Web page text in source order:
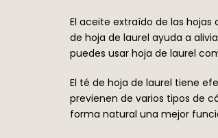
El aceite extraído de las
de hoja de laurel ayuda a
puedes usar hoja de laurel
El té de hoja de laurel tiene
previenen de varios tipos de
forma natural una mejor